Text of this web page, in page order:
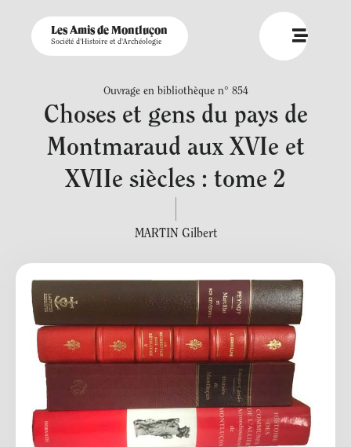
Les Amis de Montluçon
Société d'Histoire et d'Archéologie
Ouvrage en bibliothèque n° 854
Choses et gens du pays de
Montmaraud aux XVIe et
XVIIe siècles : tome 2
MARTIN Gilbert